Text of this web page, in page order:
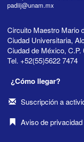
padiij@unam.mx
Circuito Maestro Mario
Ciudad Universitaria,
Ciudad de México, C.P.
Tel. +52(55)5622 7474
¿Cómo llegar?
Suscripción a
Aviso de privacidad